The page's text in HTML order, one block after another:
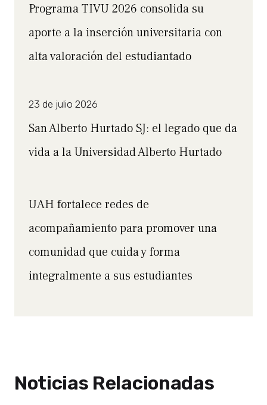
Programa TIVU 2026 consolida su
aporte a la inserción universitaria con
alta valoración del estudiantado
23 de julio 2026
San Alberto Hurtado SJ: el legado que da
vida a la Universidad Alberto Hurtado
UAH fortalece redes de
acompañamiento para promover una
comunidad que cuida y forma
integralmente a sus estudiantes
Noticias Relacionadas